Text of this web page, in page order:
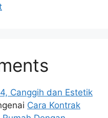
Canggih dan Estetik
Cara Kontrak